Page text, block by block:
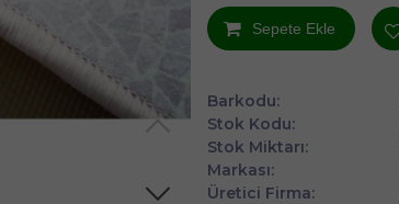
Sepete Ekle
Barkodu:
Stok Kodu:
Stok Miktarı:
Markası:
Üretici Firma: